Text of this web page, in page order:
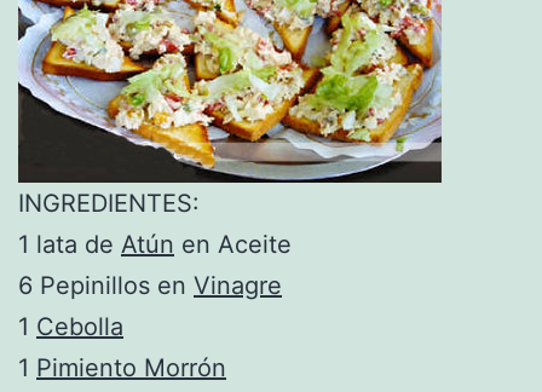
INGREDIENTES:
1 lata de Atún en Aceite
6 Pepinillos en Vinagre
1 Cebolla
1 Pimiento Morrón